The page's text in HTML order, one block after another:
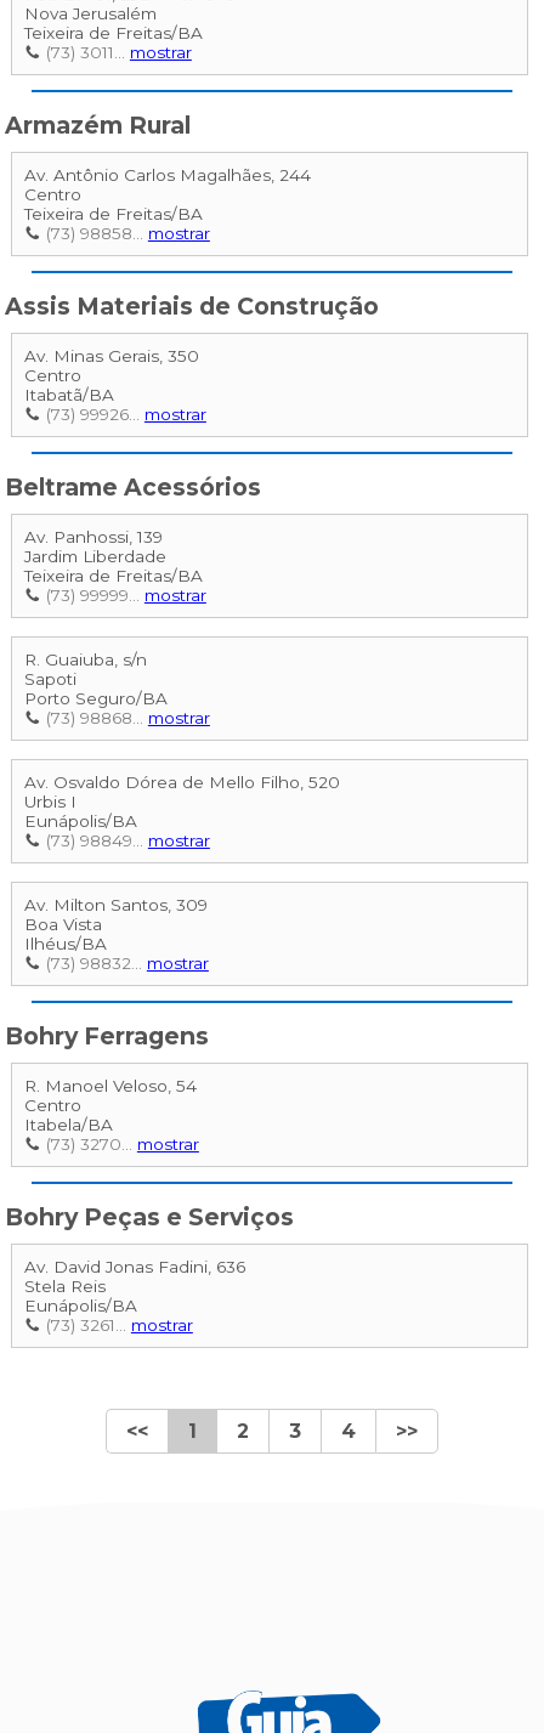
Nova Jerusalém
Teixeira de Freitas/BA
(73) 3011... mostrar
Armazém Rural
Av. Antônio Carlos Magalhães, 244
Centro
Teixeira de Freitas/BA
(73) 98858... mostrar
Assis Materiais de Construção
Av. Minas Gerais, 350
Centro
Itabatã/BA
(73) 99926... mostrar
Beltrame Acessórios
Av. Panhossi, 139
Jardim Liberdade
Teixeira de Freitas/BA
(73) 99999... mostrar
R. Guaiuba, s/n
Sapoti
Porto Seguro/BA
(73) 98868... mostrar
Av. Osvaldo Dórea de Mello Filho, 520
Urbis I
Eunápolis/BA
(73) 98849... mostrar
Av. Milton Santos, 309
Boa Vista
Ilhéus/BA
(73) 98832... mostrar
Bohry Ferragens
R. Manoel Veloso, 54
Centro
Itabela/BA
(73) 3270... mostrar
Bohry Peças e Serviços
Av. David Jonas Fadini, 636
Stela Reis
Eunápolis/BA
(73) 3261... mostrar
<< 1 2 3 4 >>